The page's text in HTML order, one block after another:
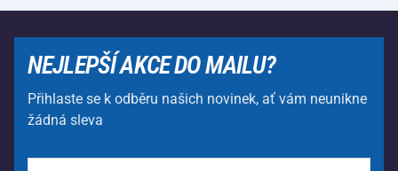
NEJLEPŠÍ AKCE DO MAILU?
Přihlaste se k odběru našich novinek, ať vám neunikne
žádná sleva